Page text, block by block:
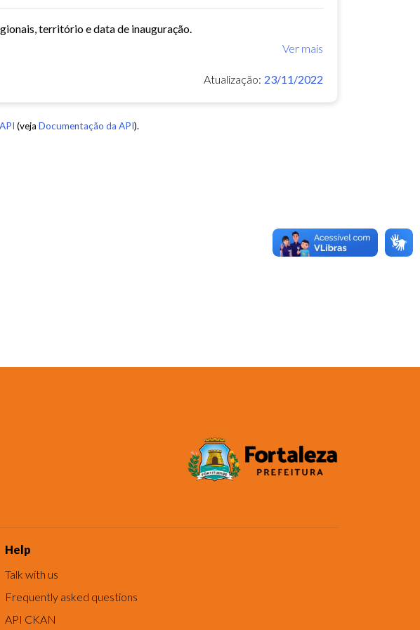
território e data de inauguração.
Ver mais
Atualização: 23/11/2022
API (veja Documentação da API).
Help
Talk with us
Frequently asked questions
API CKAN